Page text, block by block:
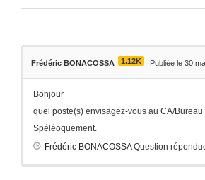
Frédéric BONACOSSA 1.12K Publiée le 30
Bonjour
quel poste(s) envisagez-vous au CA/Bureau
Spéléoquement.
Frédéric BONACOSSAQuestion